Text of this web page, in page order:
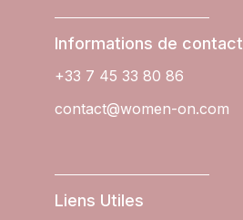
Informations de contact
+33 7 45 33 80 86
contact@women-on.com
Liens Utiles